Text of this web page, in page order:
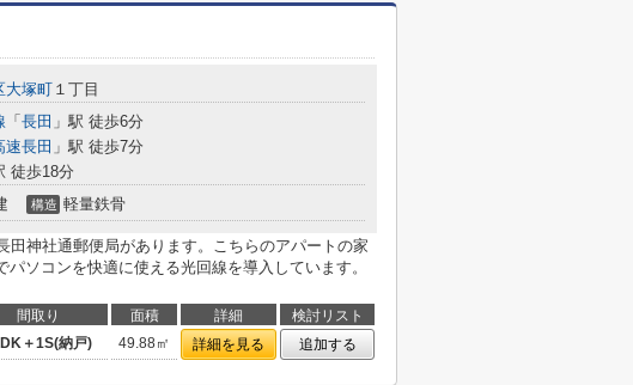
大塚町 １丁目
「 長田 」駅 徒歩6分
速長田 」駅 徒歩7分
徒歩18分
構造 軽量鉄骨
田神社通郵便局があります。こちらのアパートの家
ソコンを快適に使える光回線を導入しています。
間取り 面積 詳細
検討リスト
＋1S(納戸) 49.88㎡ 詳細を見る 追加する